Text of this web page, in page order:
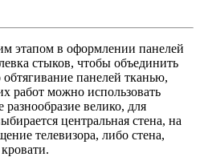
этапом в оформлении панелей
стыков, чтобы объединить
панелей тканью,
работ можно использовать
велико, для
центральная стена, на
телевизора, либо стена,